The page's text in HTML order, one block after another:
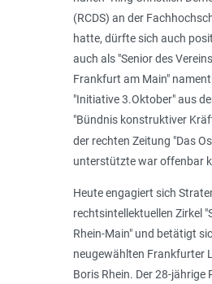
(RCDS) an der
hatte, dürfte sich auch
auch als "Senior des
Frankfurt am Main"
"Initiative 3.Oktober" aus
"Bündnis konstruktiver
der rechten Zeitung "Das
unterstützte war offenbar
Heute engagiert sich
rechtsintellektuellen Zirkel
Rhein-Main" und betätigt
neugewählten Frankfurter
Boris Rhein. Der 28-jährige